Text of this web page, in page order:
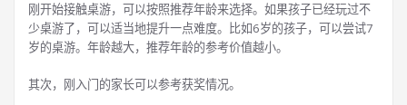
刚开始接触桌游，可以按照推荐年龄来选择。如果孩子已经玩过不
少桌游了，可以适当地提升一点难度。比如6岁的孩子，可以尝试7
岁的桌游。年龄越大，推荐年龄的参考价值越小。
其次，刚入门的家长可以参考获奖情况。